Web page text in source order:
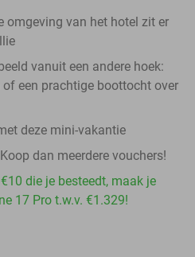
omgeving van het hotel zit er
vanuit een andere hoek:
een prachtige boottocht over
deze mini-vakantie
dan meerdere vouchers!
die je besteedt, maak je
17 Pro t.w.v. €1.329!